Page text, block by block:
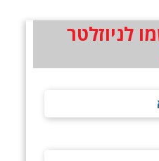
לניוזלטר